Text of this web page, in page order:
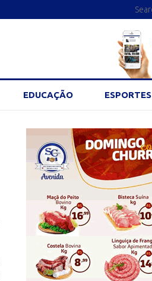
EDUCAÇÃO ESPORTES